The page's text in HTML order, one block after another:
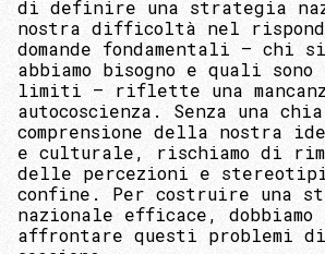
di definire una strategia
nostra difficoltà nel
domande fondamentali – chi
abbiamo bisogno e quali
limiti – riflette una
autocoscienza. Senza una
comprensione della nostra
e culturale, rischiamo di
delle percezioni e
confine. Per costruire una
nazionale efficace, dobbiamo
affrontare questi problemi